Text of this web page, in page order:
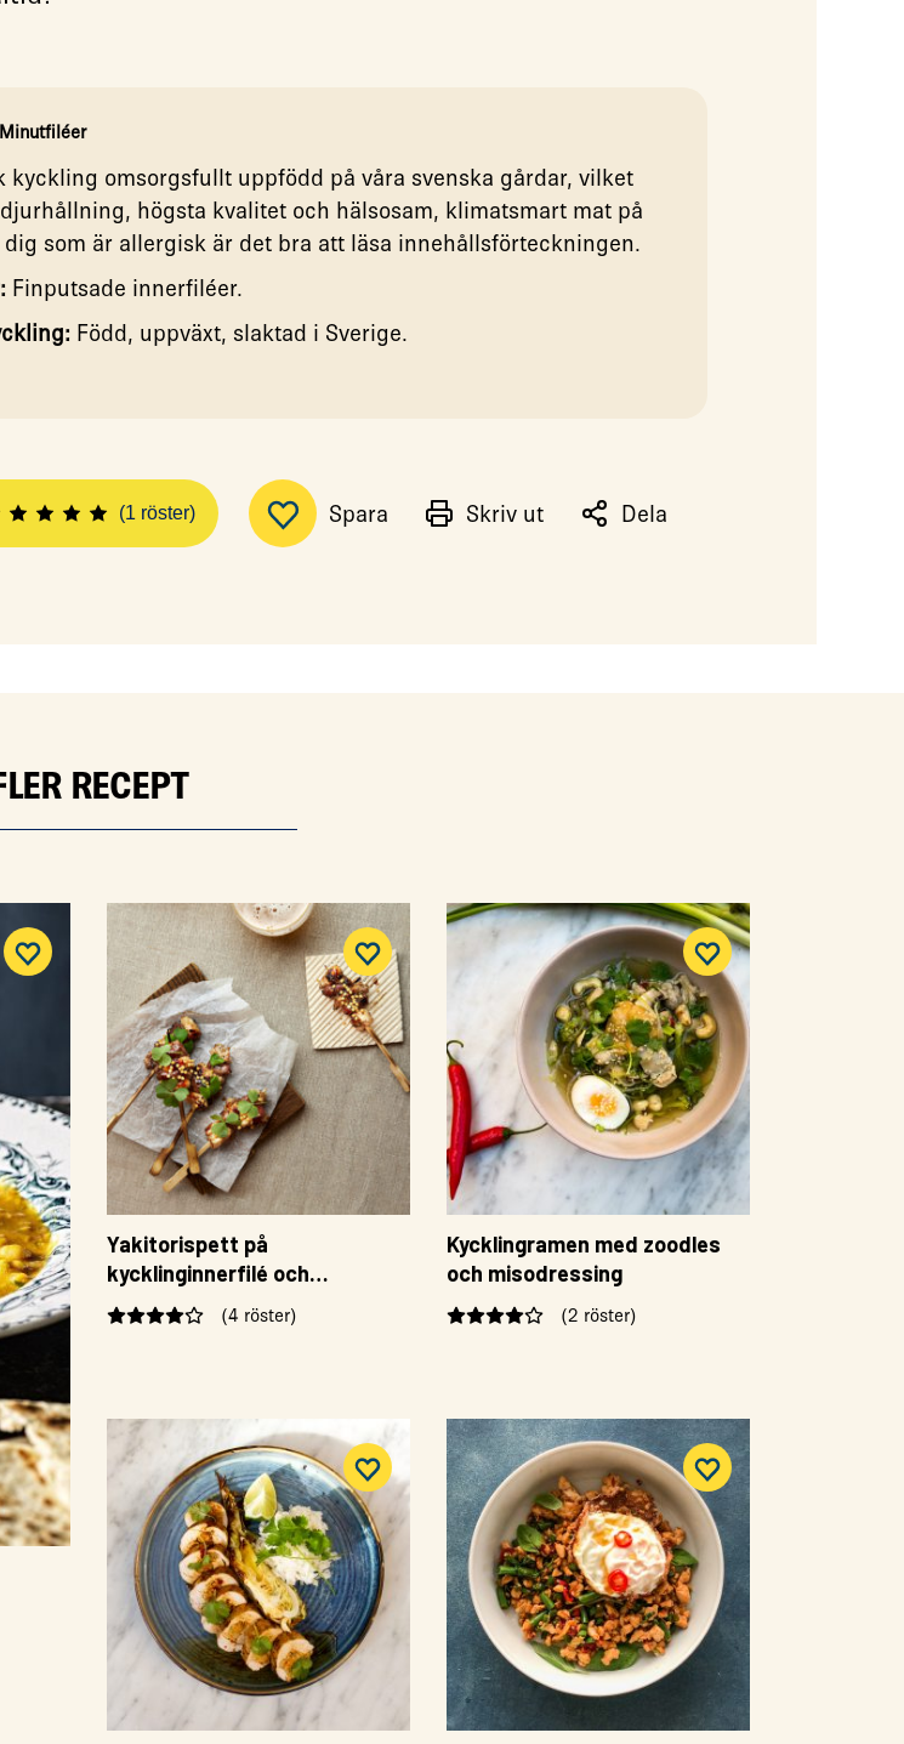
kyckling omsorgsfullt uppfödd på våra svenska gårdar, vilket
högsta kvalitet och hälsosam, klimatsmart mat på
som är allergisk är det bra att läsa innehållsförteckningen.
Finputsade innerfiléer.
Född, uppväxt, slaktad i Sverige.
(1 röster) Spara Skriv ut Dela
RECEPT
Yakitorispett på
kycklinginnerfilé och
kycklinghjärta(4 röster)
Kycklingramen med zoodles
och misodressing
(2 röster)